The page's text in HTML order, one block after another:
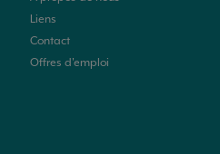
Liens
Contact
Offres d'emploi